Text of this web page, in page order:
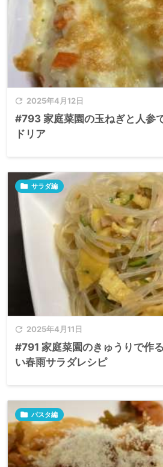
 2025年4月12日
#793 家庭菜園の玉ねぎと人参
ドリア
 2025年4月11日
 サラダ編
#791 家庭菜園のきゅうりで作
い春雨サラダレシピ
 パスタ編